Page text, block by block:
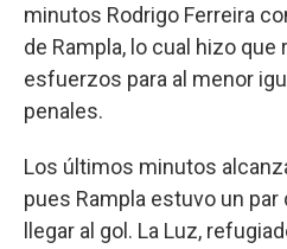
minutos Rodrigo Ferreira
de Rampla, lo cual hizo que
esfuerzos para al menor
penales.
Los últimos minutos
pues Rampla estuvo un
llegar al gol. La Luz,